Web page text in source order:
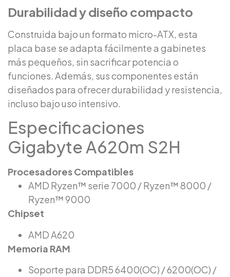
Durabilidad y diseño compacto
Construida bajo un formato micro-ATX, esta
placa base se adapta fácilmente a gabinetes
más pequeños, sin sacrificar potencia o
funciones. Además, sus componentes están
diseñados para ofrecer durabilidad y resistencia,
incluso bajo uso intensivo.
Especificaciones
Gigabyte A620m S2H
Procesadores Compatibles
AMD Ryzen™ serie 7000 / Ryzen™ 8000 /
Ryzen™ 9000
Chipset
AMD A620
Memoria RAM
Soporte para DDR5 6400(OC) / 6200(OC) /